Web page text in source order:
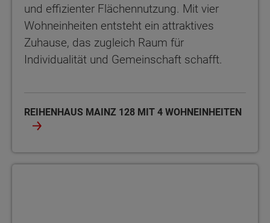
und effizienter Flächennutzung. Mit vier
Wohneinheiten entsteht ein attraktives
Zuhause, das zugleich Raum für
Individualität und Gemeinschaft schafft.
REIHENHAUS MAINZ 128 MIT 4 WOHNEINHEITEN